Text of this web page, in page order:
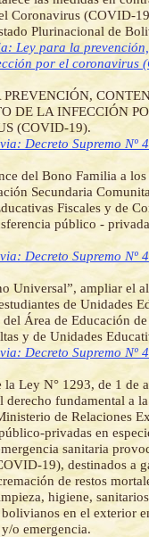
Coronavirus (COVID-
Plurinacional de
Ley para la
por el coronavirus
PREVENCIÓN,
DE LA INFECCIÓN
(COVID-19).
Decreto Supremo Nº
del Bono Familia a los
Secundaria
Fiscales y de
público -
Decreto Supremo Nº
Universal”, ampliar el
de Unidades
Área de Educación de
y de Unidades
Decreto Supremo Nº
la Ley N° 1293, de 1 de
derecho fundamental a
de Relaciones
privadas en
sanitaria
19), destinados a
de restos
higiene,
en el exterior
o emergencia.